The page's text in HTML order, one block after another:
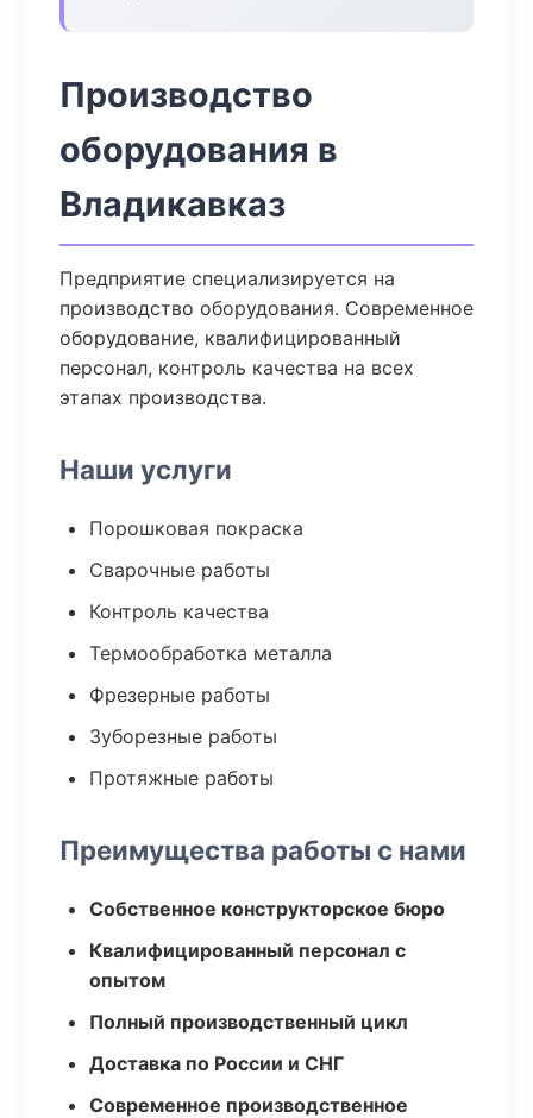
Производство
оборудования в
Владикавказ
Предприятие специализируется на
производство оборудования. Современное
оборудование, квалифицированный
персонал, контроль качества на всех
этапах производства.
Наши услуги
Порошковая покраска
Сварочные работы
Контроль качества
Термообработка металла
Фрезерные работы
Зуборезные работы
Протяжные работы
Преимущества работы с нами
Собственное конструкторское бюро
Квалифицированный персонал с
опытом
Полный производственный цикл
Доставка по России и СНГ
Современное производственное